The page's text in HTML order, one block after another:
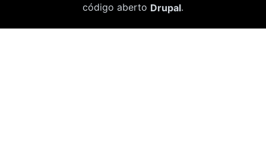
código aberto Drupal.